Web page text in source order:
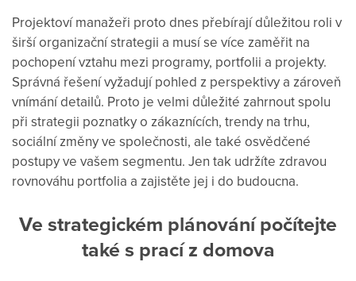
Projektoví manažeři proto dnes přebírají důležitou roli v
širší organizační strategii a musí se více zaměřit na
pochopení vztahu mezi programy, portfolii a projekty.
Správná řešení vyžadují pohled z perspektivy a zároveň
vnímání detailů. Proto je velmi důležité zahrnout spolu
při strategii poznatky o zákaznících, trendy na trhu,
sociální změny ve společnosti, ale také osvědčené
postupy ve vašem segmentu. Jen tak udržíte zdravou
rovnováhu portfolia a zajistěte jej i do budoucna.
Ve strategickém plánování počítejte
také s prací z domova